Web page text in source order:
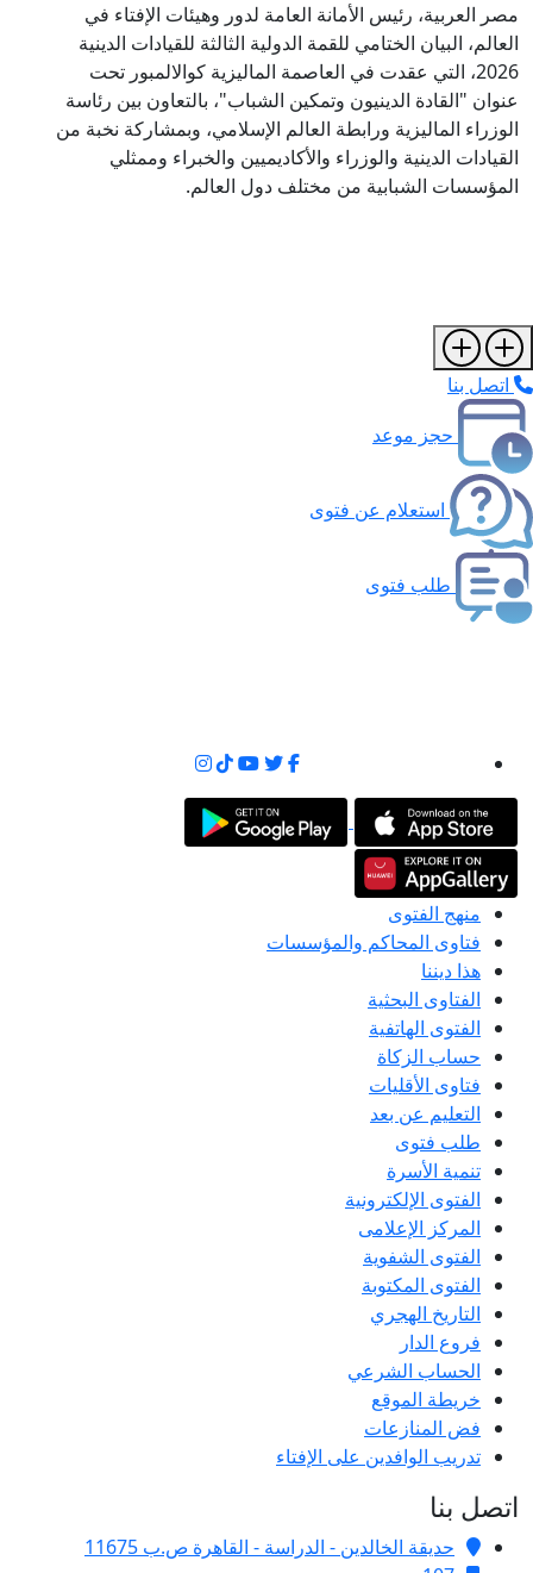
العربية، رئيس الأمانة العامة لدور وهيئات الإفتاء في
البيان الختامي للقمة الدولية الثالثة للقيادات الدينية
2026، التي عقدت في العاصمة الماليزية كوالالمبور تحت
"القادة الدينيون وتمكين الشباب"، بالتعاون بين رئاسة
الماليزية ورابطة العالم الإسلامي، وبمشاركة نخبة من
الدينية والوزراء والأكاديميين والخبراء وممثلي
الشبابية من مختلف دول العالم.
اتصل بنا
حجز موعد
استعلام عن فتوى
طلب فتوى
منهج الفتوى
فتاوى المحاكم والمؤسسات
هذا ديننا
الفتاوى البحثية
الفتوى الهاتفية
حساب الزكاة
فتاوى الأقليات
التعليم عن بعد
طلب فتوى
تنمية الأسرة
الفتوى الإلكترونية
المركز الإعلامى
الفتوى الشفوية
الفتوى المكتوبة
التاريخ الهجري
فروع الدار
الحساب الشرعي
خريطة الموقع
فض المنازعات
تدريب الوافدين على الإفتاء
بنا
حديقة الخالدين - الدراسة - القاهرة ص.ب 11675